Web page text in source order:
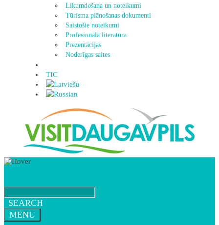
Likumdošana un noteikumi
Tūrisma plānošanas dokumenti
Saistošie noteikumi
Profesionālā literatūra
Prezentācijas
Noderīgas saites
TIC
SEARCH
MENU